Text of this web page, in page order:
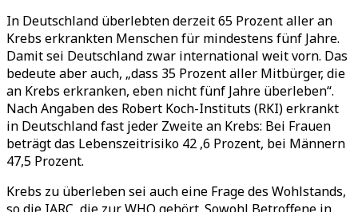
In Deutschland überlebten derzeit 65 Prozent aller an
Krebs erkrankten Menschen für mindestens fünf Jahre.
Damit sei Deutschland zwar international weit vorn. Das
bedeute aber auch, „dass 35 Prozent aller Mitbürger, die
an Krebs erkranken, eben nicht fünf Jahre überleben“.
Nach Angaben des Robert Koch-Instituts (RKI) erkrankt
in Deutschland fast jeder Zweite an Krebs: Bei Frauen
beträgt das Lebenszeitrisiko 42 ,6 Prozent, bei Männern
47,5 Prozent.
Krebs zu überleben sei auch eine Frage des Wohlstands,